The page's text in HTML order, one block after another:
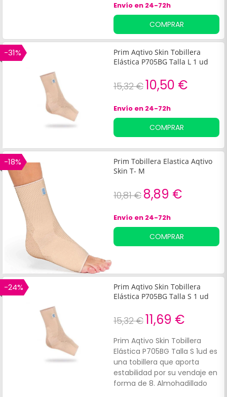
Envío en 24-72h
COMPRAR
-31%
Prim Aqtivo Skin Tobillera
Elástica P705BG Talla L 1 ud
15,32 €10,50 €
Envío en 24-72h
COMPRAR
-18%
Prim Tobillera Elastica Aqtivo
Skin T- M
10,81 € 8,89 €
Envío en 24-72h
COMPRAR
-24%
Prim Aqtivo Skin Tobillera
Elástica P705BG Talla S 1 ud
15,32 €11,69 €
Prim Aqtivo Skin Tobillera
Elástica P705BG Talla S 1ud es
una tobillera que aporta
estabilidad por su vendaje en
forma de 8. Almohadillado